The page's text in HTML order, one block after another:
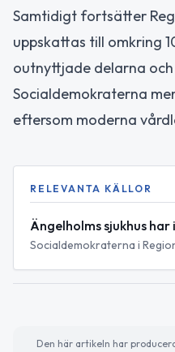
Samtidigt fortsätter
uppskattas till omkring
outnyttjade delarna
Socialdemokraterna
eftersom moderna
RELEVANTA KÄLLOR
Ängelholms sjukhus
Socialdemokraterna i
Den här artikeln har